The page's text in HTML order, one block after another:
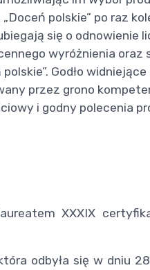
polskie” po raz
się o odnowienie
wyróżnienia
Godło
przez grono
i godny polecenia
XXXIX
odbyła się w dniu